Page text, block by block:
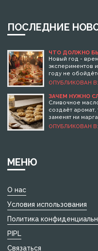
ПОСЛЕДНИЕ
ЧТО ДОЛЖНО
2024?
Новый год -
экспериментов
году не
сочетаний на
новогоднего
основных блюд и
великолепно.
действительно
ОПУБЛИКОВАН В:
ЗАЧЕМ НУЖНО
ЭФФЕКТ И КАК
Сливочное
создаёт аромат,
заменят ни
как оно
ОПУБЛИКОВАН В:
МЕНЮ
О нас
Условия использования
Политика
PIPL
Связаться